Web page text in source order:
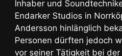
Inhaber und
Endarker Studios in
Andersson hinlänglich
Personen dürften jedoch
vor seiner Tätigkeit bei